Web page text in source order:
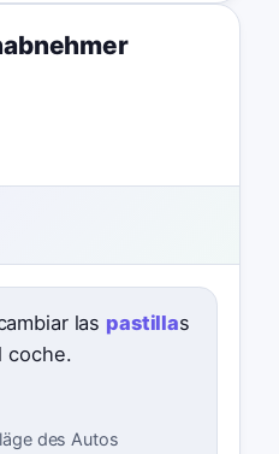
las pastillas
coche.
des Autos